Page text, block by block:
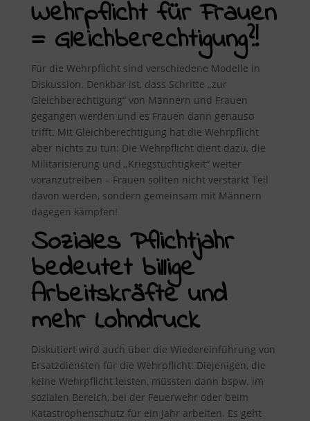
Wehrpflicht für Frauen
= Gleichberechtigung?!
Für die Wehrpflicht sind verschiedene Modelle in
Diskussion. Denkbar ist, dass Schritte „zur
Gleichberechtigung“ von Männern und Frauen
gegangen werden und es Frauen dann genauso
trifft. Mit Gleichberechtigung hat die Wehrpflicht
aber nichts zu tun: Die Wehrpflicht dient dazu, die
Militarisierung und „Kriegstüchtigkeit“ weiter
voranzutreiben – Frauen sollten nicht verstärkt Teil
davon werden, sondern gemeinsam mit Männern
dagegen kämpfen!
Soziales Pflichtjahr
bedeutet billige
Arbeitskräfte und
mehr Lohndruck
Diskutiert wird auch über die Wiedereinführung von
Ersatzdiensten für die Wehrpflicht: Diejenigen, die
keine Wehrpflicht leisten, müssten dann bspw. im
sozialen Bereich, bei der Feuerwehr oder beim
Katastrophenschutz für ein Jahr arbeiten. Es geht